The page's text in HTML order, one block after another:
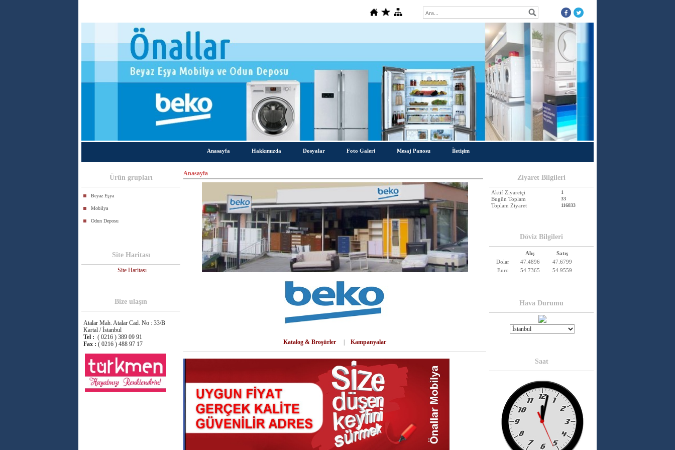
Anasayfa Hakkımızda Dosyalar Foto Galeri Mesaj Panosu İletişim
Ürün grupları
Beyaz Eşya
Mobilya
Odun Deposu
Site Haritası
Site Haritası
Bize ulaşın
Atalar Mah. Atalar Cad. No : 33/B
Kartal / İstanbul
Tel : ( 0216 ) 389 09 91
Fax : ( 0216 ) 488 97 17
Anasayfa
Katalog & Broşürler Kampanyalar
Ziyaret Bilgileri
Aktif Ziyaretçi 1
Bugün Toplam 33
Toplam Ziyaret 116833
Döviz Bilgileri
Alış
Satış
Dolar
47.4896
47.6799
Euro
54.7365 54.9559
Hava Durumu
Saat